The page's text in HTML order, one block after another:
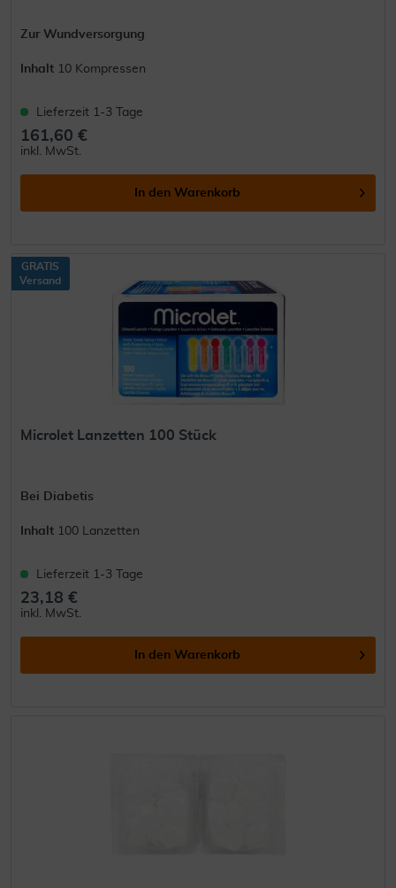
Zur Wundversorgung
Inhalt 10 Kompressen
Lieferzeit 1-3 Tage
161,60 €
inkl. MwSt.
In den Warenkorb
GRATIS
Versand
Microlet Lanzetten 100 Stück
Bei Diabetis
Inhalt 100 Lanzetten
Lieferzeit 1-3 Tage
23,18 €
inkl. MwSt.
In den Warenkorb